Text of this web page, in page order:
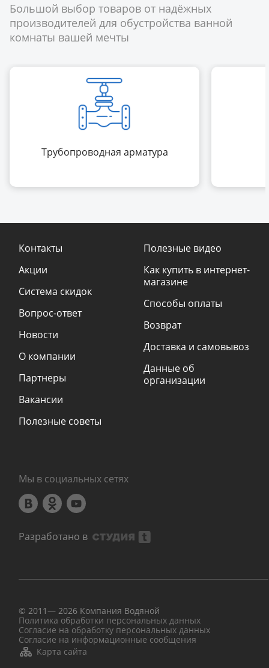
Большой выбор товаров от надёжных
производителей для обустройства ванной
комнаты вашей мечты
Трубопроводная арматура
Контакты
Акции
Система скидок
Вопрос-ответ
Новости
О компании
Партнеры
Вакансии
Полезные советы
Полезные видео
Как купить в интернет-
магазине
Способы оплаты
Возврат
Доставка и самовывоз
Данные об
организации
Мы в социальных сетях
Разработано в
© 2011— 2026 Компания Водяной
Политика обработки персональных данных
Согласие на обработку персональных данных
Согласие на информационные сообщения
Карта сайта